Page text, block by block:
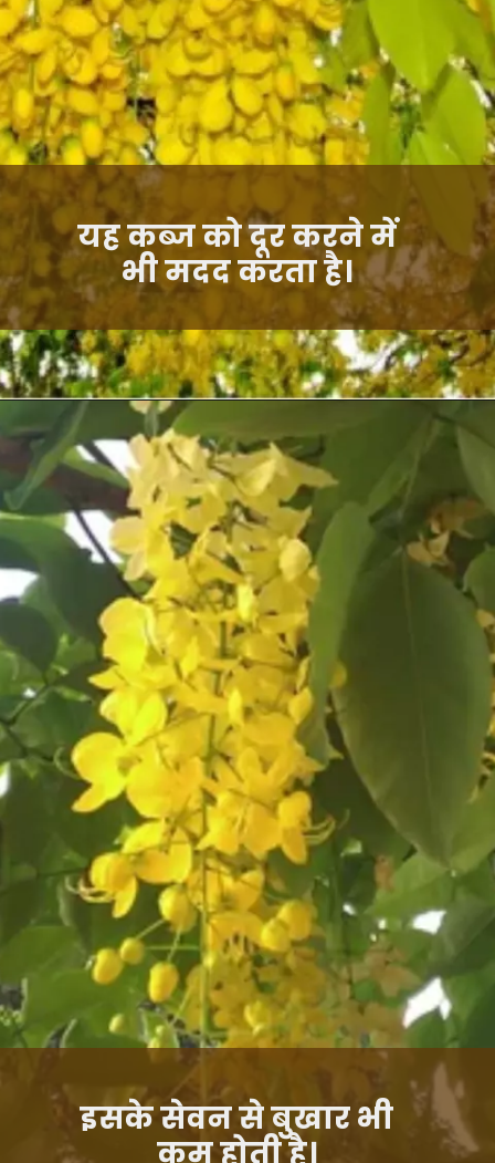
यह कब्ज को दूर करने में
भी मदद करता है।
इसके सेवन से बुखार भी
कम होती है।